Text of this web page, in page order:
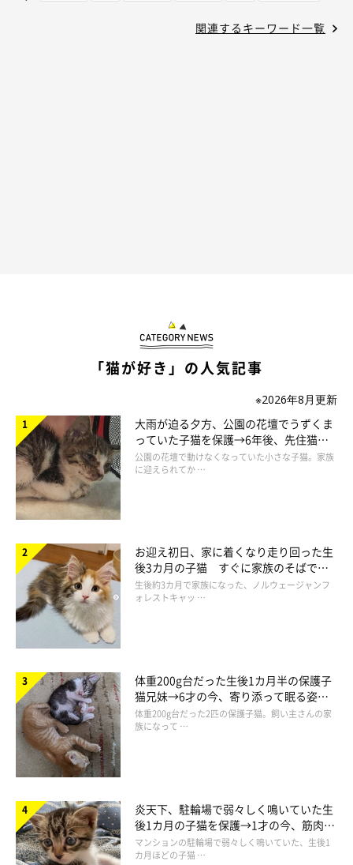
関連するキーワード一覧
「猫が好き」の人気記事
※2026年8月更新
大雨が迫る夕方、公園の花壇でうずくま
っていた子猫を保護→6年後、先住猫
と“姉妹”のような関係に
公園の花壇で動けなくなっていた小さな子猫。家族
に迎えられてか …
お迎え初日、家に着くなり走り回った生
後3カ月の子猫 すぐに家族のそばで落
ち着く姿に「迎えてよかった」
生後約3カ月で家族になった、ノルウェージャンフ
ォレストキャッ …
体重200g台だった生後1カ月半の保護子
猫兄妹→6才の今、寄り添って眠る姿に
ほっこり！
体重200g台だった2匹の保護子猫。飼い主さんの家
族になって …
炎天下、駐輪場で弱々しく鳴いていた生
後1カ月の子猫を保護→1才の今、筋肉質
でツンデレなコに成長
マンションの駐輪場で弱々しく鳴いていた、生後1
カ月ほどの子猫 …